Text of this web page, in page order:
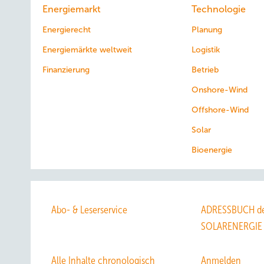
Energiemarkt
Energierecht
Energiemärkte weltweit
Finanzierung
Technologie
Planung
Logistik
Betrieb
Onshore-Wind
Offshore-Wind
Solar
Bioenergie
Abo- & Leserservice
ADRESSBUCH
SOLARENERGIE
Alle Inhalte chronologisch Anmelden